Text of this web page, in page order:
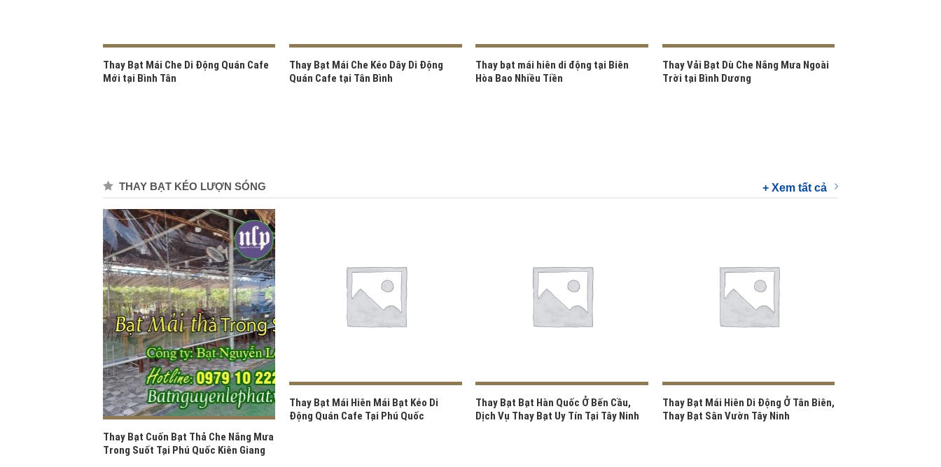
Thay Bạt Mái Che Di Động Quán Cafe
Mới tại Bình Tân
Thay Bạt Mái Che Kéo Dây Di Động
Quán Cafe tại Tân Bình
Thay bạt mái hiên di động tại Biên
Hòa Bao Nhiều Tiền
Thay Vải Bạt Dù Che Nắng Mưa Ngoài
Trời tại Bình Dương
THAY BẠT KÉO LƯỢN SÓNG + Xem tất cả
Thay Bạt Cuốn Bạt Thả Che Nắng Mưa
Trong Suốt Tại Phú Quốc Kiên Giang
Thay Bạt Mái Hiên Mái Bạt Kéo Di
Động Quán Cafe Tại Phú Quốc
Thay Bạt Bạt Hàn Quốc Ở Bến Cầu,
Dịch Vụ Thay Bạt Uy Tín Tại Tây Ninh
Thay Bạt Mái Hiên Di Động Ở Tân Biên,
Thay Bạt Sân Vườn Tây Ninh